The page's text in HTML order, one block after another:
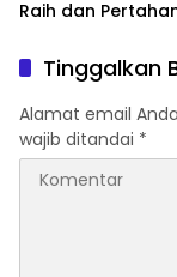
Raih dan
Tinggalkan
Alamat email
wajib ditandai *